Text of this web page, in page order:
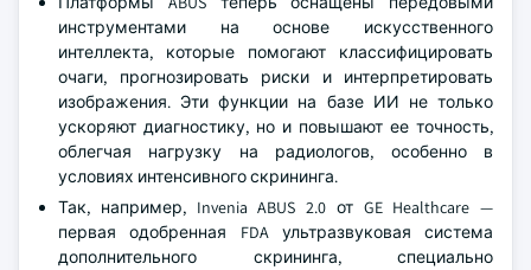
инструментами на основе искусственного
интеллекта, которые помогают классифицировать
очаги, прогнозировать риски и интерпретировать
изображения. Эти функции на базе ИИ не только
ускоряют диагностику, но и повышают ее точность,
облегчая нагрузку на радиологов, особенно в
условиях интенсивного скрининга.
Так, например, Invenia ABUS 2.0 от GE Healthcare —
первая одобренная FDA ультразвуковая система
дополнительного скрининга, специально